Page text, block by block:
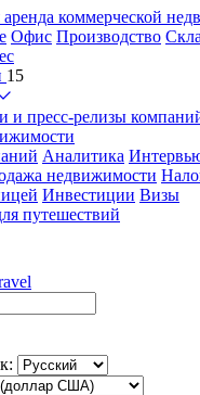
аренда коммерческой
Офис Производство
15
и пресс-релизы
Аналитика
недвижимости
Инвестиции Визы
путешествий